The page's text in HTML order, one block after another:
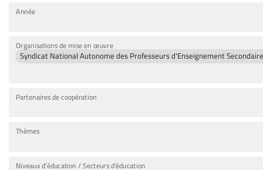
Année
Organisations de mise en œuvre
Syndicat National Autonome des Professeurs d'Enseignement Secondaire
Partenaires de coopération
Thèmes
Niveaux d’éducation / Secteurs d’éducation